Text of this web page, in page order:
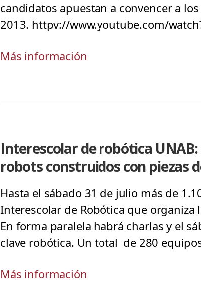
candidatos apuestan a convencer a
2013. httpv://www.youtube.com/
Más información
Interescolar de robótica
robots construidos con piezas
Hasta el sábado 31 de julio más de
Interescolar de Robótica que organiza
En forma paralela habrá charlas y el
clave robótica. Un total de 280
Más información